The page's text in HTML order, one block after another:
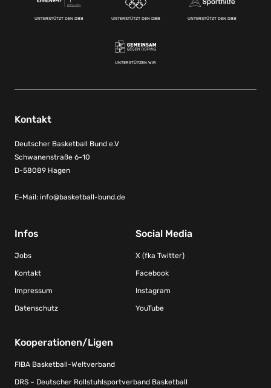
UNTERSTÜTZT DEN DBB UNTERSTÜTZT DEN DBB UNTERSTÜTZT DEN DBB
UNTERSTÜTZEN WIR
Kontakt
Deutscher Basketball Bund e.V
Schwanenstraße 6-10
D-58089 Hagen
E-Mail: info@basketball-bund.de
Infos
Jobs
Kontakt
Impressum
Datenschutz
Social Media
X (fka Twitter)
Facebook
Instagram
YouTube
Kooperationen/Ligen
FIBA Basketball-Weltverband
DRS – Deutscher Rollstuhlsportverband Basketball